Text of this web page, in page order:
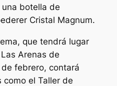
botella de
Cristal Magnum.
que tendrá lugar
Arenas de
febrero, contará
el Taller de